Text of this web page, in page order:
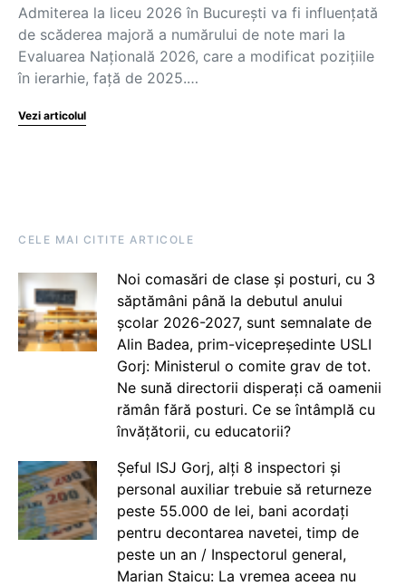
Admiterea la liceu 2026 în București va fi influențată
de scăderea majoră a numărului de note mari la
Evaluarea Națională 2026, care a modificat pozițiile
în ierarhie, față de 2025.…
Vezi articolul
CELE MAI CITITE ARTICOLE
Noi comasări de clase și posturi, cu 3
săptămâni până la debutul anului
școlar 2026-2027, sunt semnalate de
Alin Badea, prim-vicepreședinte USLI
Gorj: Ministerul o comite grav de tot.
Ne sună directorii disperați că oamenii
rămân fără posturi. Ce se întâmplă cu
învățătorii, cu educatorii?
Șeful ISJ Gorj, alți 8 inspectori și
personal auxiliar trebuie să returneze
peste 55.000 de lei, bani acordați
pentru decontarea navetei, timp de
peste un an / Inspectorul general,
Marian Staicu: La vremea aceea nu